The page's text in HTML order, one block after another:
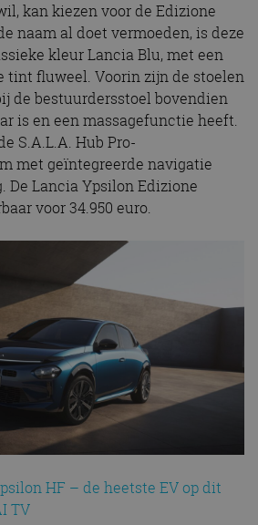
kan kiezen voor de Edizione
naam al doet vermoeden, is deze
kleur Lancia Blu, met een
tint fluweel. Voorin zijn de stoelen
de bestuurdersstoel bovendien
is en een massagefunctie heeft.
S.A.L.A. Hub Pro-
met geïntegreerde navigatie
De Lancia Ypsilon Edizione
voor 34.950 euro.
HF – de heetste EV op dit
TV